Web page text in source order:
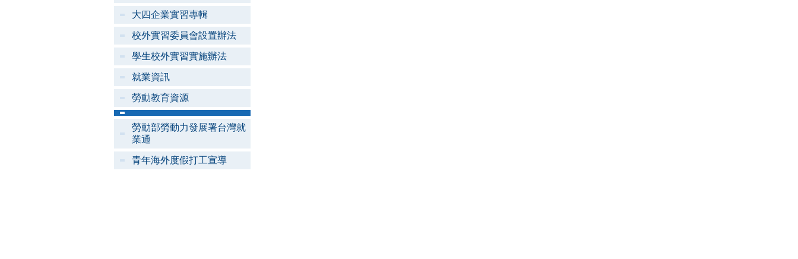
大四企業實習專輯
校外實習委員會設置辦法
學生校外實習實施辦法
就業資訊
勞動教育資源
勞動部勞動力發展署台灣就
業通
青年海外度假打工宣導